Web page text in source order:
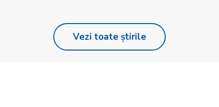
Vezi toate știrile